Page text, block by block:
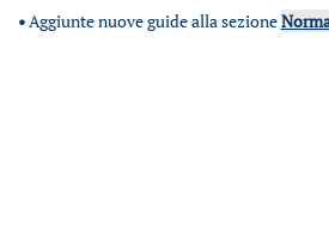
•Aggiunte nuove guide alla sezione